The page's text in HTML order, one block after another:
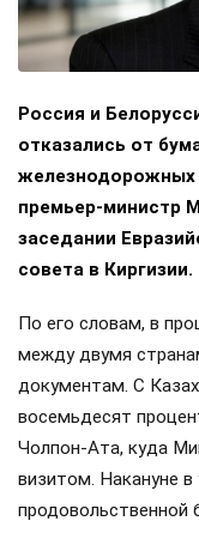
Россия и
отказались от
железнодорожных
премьер-министр
заседании
совета в Киргизии.
По его словам, в
между двумя
документам. С
восемьдесят
Чолпон-Ата, куда
визитом. Накануне
продовольственной